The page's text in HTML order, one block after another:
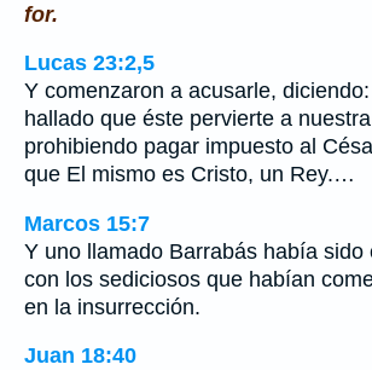
for.
Lucas 23:2,5
Y comenzaron a acusarle,
hallado que éste pervierte a
prohibiendo pagar impuesto al
que El mismo es Cristo, un Rey.…
Marcos 15:7
Y uno llamado Barrabás había sido
con los sediciosos que habían
en la insurrección.
Juan 18:40